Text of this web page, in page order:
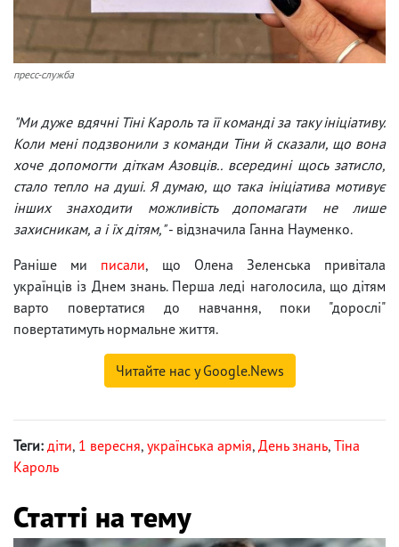
пресс-служба
"Ми дуже вдячні Тіні Кароль та її команді за таку ініціативу.
Коли мені подзвонили з команди Тіни й сказали, що вона
хоче допомогти діткам Азовців.. всередині щось затисло,
стало тепло на душі. Я думаю, що така ініціатива мотивує
інших знаходити можливість допомагати не лише
захисникам, а і їх дітям,"- відзначила Ганна Науменко.
Раніше ми писали, що Олена Зеленська привітала
українців із Днем знань. Перша леді наголосила, що дітям
варто повертатися до навчання, поки "дорослі"
повертатимуть нормальне життя.
Читайте нас у Google.News
Теги: діти, 1 вересня, українська армія, День знань, Тіна
Кароль
Статті на тему